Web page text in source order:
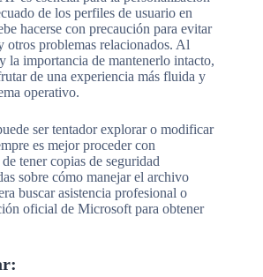
de los perfiles de usuario en
hacerse con precaución para evitar
problemas relacionados. Al
la importancia de mantenerlo intacto,
de una experiencia más fluida y
operativo.
ser tentador explorar o modificar
es mejor proceder con
tener copias de seguridad
sobre cómo manejar el archivo
buscar asistencia profesional o
oficial de Microsoft para obtener